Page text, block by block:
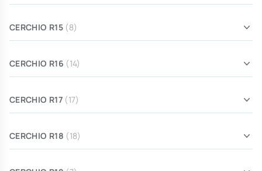
CERCHIO R15 (8)
CERCHIO R16 (14)
CERCHIO R17 (17)
CERCHIO R18 (18)